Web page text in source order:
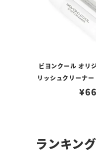
ビヨンクール オリ
リッシュクリーナ
シュ
¥
ランキング